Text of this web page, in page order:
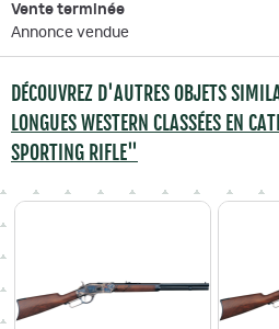
Vente terminée
Annonce vendue
DÉCOUVREZ D'AUTRES OBJETS
LONGUES WESTERN CLASSÉES EN
SPORTING RIFLE"